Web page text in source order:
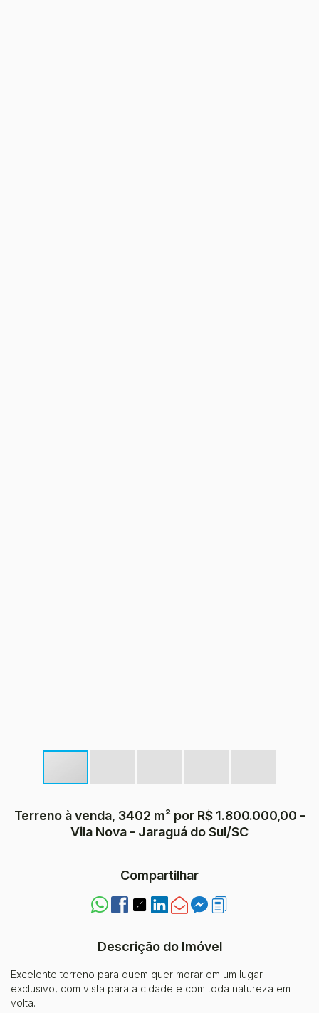
Terreno à venda, 3402 m² por R$ 1.800.000,00 -
Vila Nova - Jaraguá do Sul/SC
Compartilhar
Descrição do Imóvel
Excelente terreno para quem quer morar em um lugar
exclusivo, com vista para a cidade e com toda natureza em
volta.